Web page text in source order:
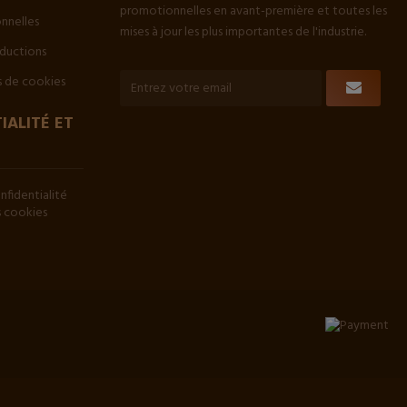
de cookies
ET
cookies
promotionnelles en avant-première et toutes les
mises à jour les plus importantes de l'industrie.